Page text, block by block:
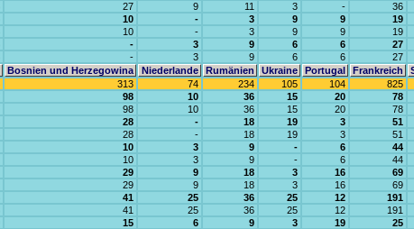
27 9 11 3 -
36
10 - 3 9 9
19
10 - 3 9 9
19
- 3 9 6 6
27
- 3 9 6 6
27
Bosnien und Herzegowina Niederlande Rumänien Ukraine Portugal Frankreich
313 74 234 105 104
825
98 10 36 15 20
78
98 10 36 15 20
78
28 - 18 19 3
51
28 - 18 19 3
51
10 3 9 - 6
44
10 3 9 - 6
44
29 9 18 3 16
69
29 9 18 3 16
69
41 25 36 25 12
191
41 25 36 25 12
191
15 6 9 3 19
25